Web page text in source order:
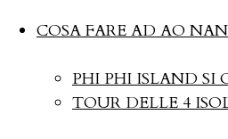
COSA FARE AD AO
PHI PHI ISLAND SI
TOUR DELLE 4